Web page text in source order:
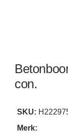
con.
SKU:
Merk: